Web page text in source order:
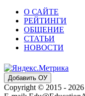
О САЙТЕ
РЕЙТИНГИ
ОБЩЕНИЕ
СТАТЬИ
НОВОСТИ
Добавить ОУ
Copyright © 2015 -